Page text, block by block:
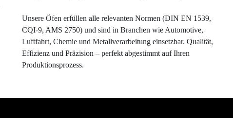
Unsere Öfen erfüllen alle relevanten Normen (DIN EN 1539,
CQI-9, AMS 2750) und sind in Branchen wie Automotive,
Luftfahrt, Chemie und Metallverarbeitung einsetzbar. Qualität,
Effizienz und Präzision – perfekt abgestimmt auf Ihren
Produktionsprozess.